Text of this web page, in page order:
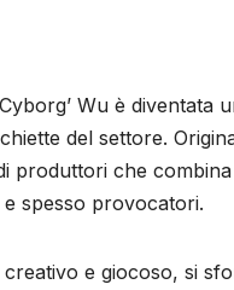
Wu è
del settore.
produttori che
spesso provocatori.
e giocoso, si